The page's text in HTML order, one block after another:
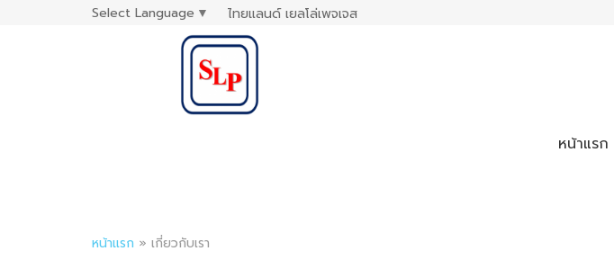
Select Language ▼ ไทยแลนด์ เยลโล่เพจเจส
หน้าแรก
หน้าแรก » เกี่ยวกับเรา